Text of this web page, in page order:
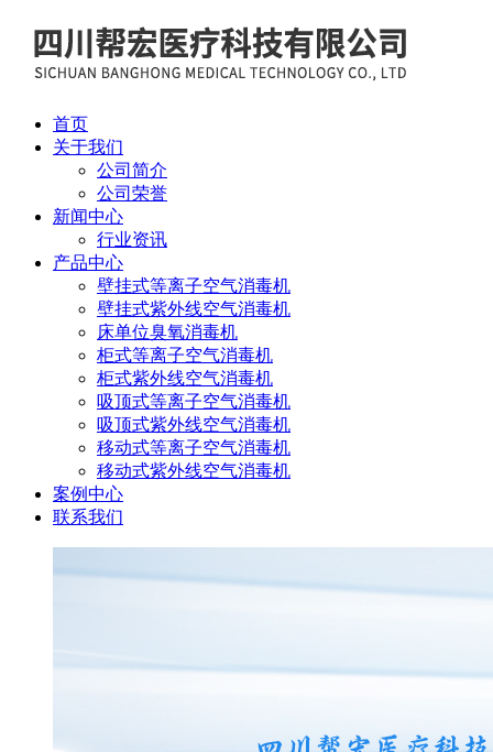
首页
关于我们
公司简介
公司荣誉
新闻中心
行业资讯
产品中心
壁挂式等离子空气消毒机
壁挂式紫外线空气消毒机
床单位臭氧消毒机
柜式等离子空气消毒机
柜式紫外线空气消毒机
吸顶式等离子空气消毒机
吸顶式紫外线空气消毒机
移动式等离子空气消毒机
移动式紫外线空气消毒机
案例中心
联系我们